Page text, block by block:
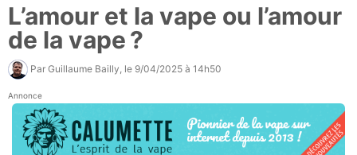
L’amour et la vape ou l’amour
de la vape ?
Par Guillaume Bailly , le 9/04/2025 à 14h50
Annonce